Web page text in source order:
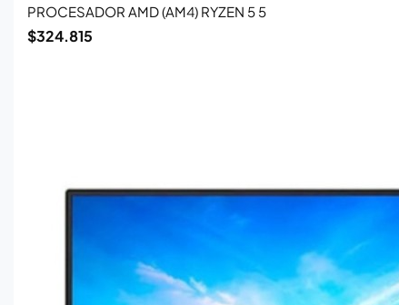
PROCESADOR AMD (AM4) RYZEN 5 5
$324.815